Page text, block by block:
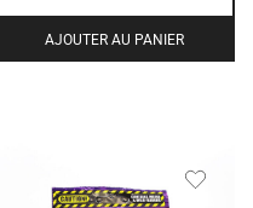
AJOUTER AU PANIER